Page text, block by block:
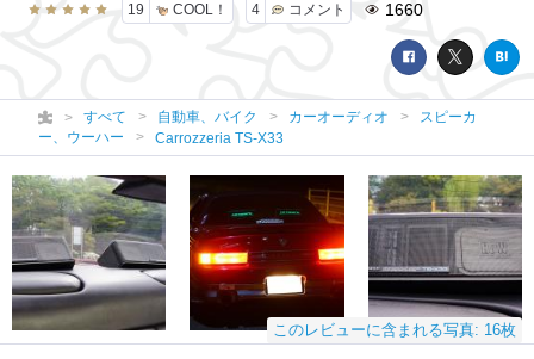
19 COOL！ 4 コメント 1660
すべて 自動車、バイク カーオーディオ
スピーカ
ー、ウーハー
Carrozzeria TS-X33
このレビューに含まれる写真: 16枚